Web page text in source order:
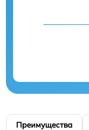
Преимущества